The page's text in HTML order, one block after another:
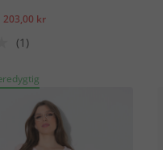
203,00 kr
(1)